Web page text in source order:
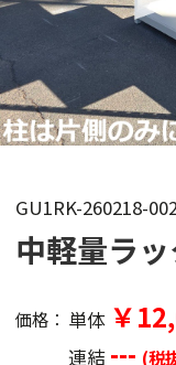
GU1RK-260218-
中軽量ラ
価格： 単体 ￥
連結 --- (税